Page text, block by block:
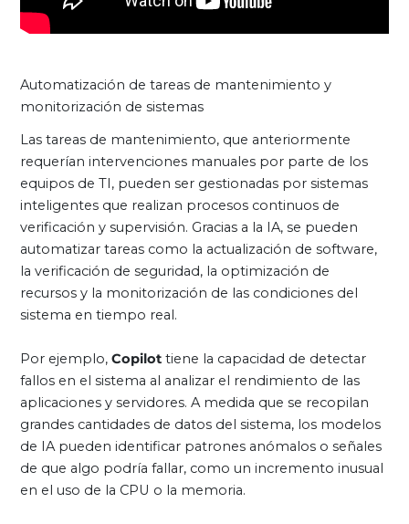
Automatización de tareas de mantenimiento y
monitorización de sistemas
Las tareas de mantenimiento, que anteriormente
requerían intervenciones manuales por parte de los
equipos de TI, pueden ser gestionadas por sistemas
inteligentes que realizan procesos continuos de
verificación y supervisión. Gracias a la IA, se pueden
automatizar tareas como la actualización de software,
la verificación de seguridad, la optimización de
recursos y la monitorización de las condiciones del
sistema en tiempo real.
Por ejemplo, Copilottiene la capacidad de detectar
fallos en el sistema al analizar el rendimiento de las
aplicaciones y servidores. A medida que se recopilan
grandes cantidades de datos del sistema, los modelos
de IA pueden identificar patrones anómalos o señales
de que algo podría fallar, como un incremento inusual
en el uso de la CPU o la memoria.